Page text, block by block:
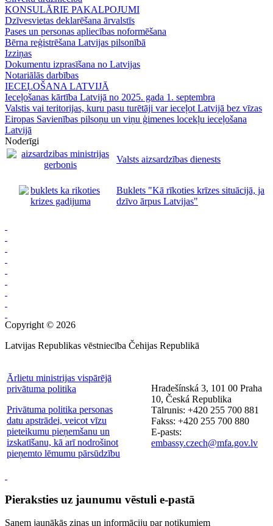
KONSULĀRIE PAKALPOJUMI
Dzīvesvietas deklarēšana ārvalstīs
Pases un personas apliecības noformēšana
Bērna reģistrēšana Latvijas pilsonībā
Izziņas
Dokumentu izprasīšana no Latvijas
Notariālās darbības
IECEĻOŠANA LATVIJĀ
Ieceļošanas kārtība Latvijā no 2025. gada 1. septembra
Valstis vai teritorijas, kuru pasu turētāji var ieceļot Latvijā bez vīzas
Eiropas Savienības pilsoņu un viņu ģimenes locekļu ieceļošana
Latvijā
Noderīgi
Valsts aizsardzības dienests
Buklets "Kā rīkoties krīzes situācijā, ja
dzīvo ārpus Latvijas"
Copyright © 2026
Latvijas Republikas vēstniecība Čehijas Republikā
Ārlietu ministrijas vispārējā
privātuma politika
Privātuma politika personas
datu apstrādei, veicot vīzu
pieteikumu pieņemšanu un
izskatīšanu, kā arī nodrošinot
pieņemto lēmumu pārsūdzību
Hradešínská 3, 101 00 Praha
10, Česká Republika
Tālrunis: +420 255 700 881
Fakss: +420 255 700 880
E-pasts:
embassy.czech@mfa.gov.lv
Pieraksties uz jaunumu vēstuli e-pastā
Saņem jaunākās ziņas un informāciju par notikumiem